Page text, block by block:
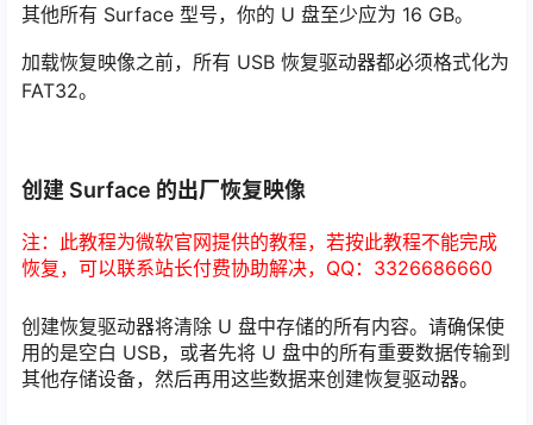
其他所有 Surface 型号，你的 U 盘至少应为 16 GB。
加载恢复映像之前，所有 USB 恢复驱动器都必须格式化为
FAT32。
创建 Surface 的出厂恢复映像
注：此教程为微软官网提供的教程，若按此教程不能完成
恢复，可以联系站长付费协助解决，QQ：3326686660
创建恢复驱动器将清除 U 盘中存储的所有内容。请确保使
用的是空白 USB，或者先将 U 盘中的所有重要数据传输到
其他存储设备，然后再用这些数据来创建恢复驱动器。